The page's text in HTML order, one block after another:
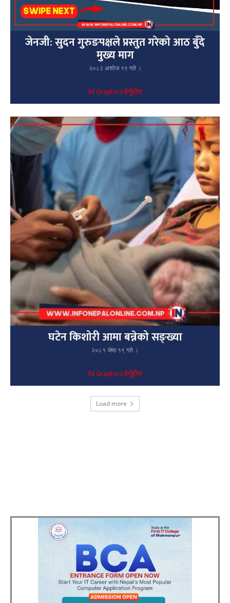
जेनजी: सुदन गुरुङपक्षले प्रस्तुत गरेको आठ बुँदे
मुख्य माग
२०८२ अशोज १९ गते ।
IN Graphics हेर्नुहोस्
घटेन किशोरी आमा बन्नेको सङ्ख्या
२०८१ जेष्ठ १९ गते ।
IN Graphics हेर्नुहोस्
Load more